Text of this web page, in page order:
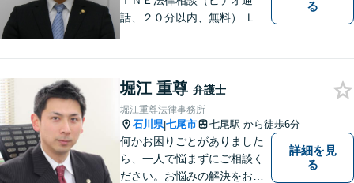
話、２０分以内、無料） ＬＩ
産、個人再生、任意整理）
や、 離婚、相続、交通事故、
慰謝料などの問題解決をお手
伝いします
る
堀江 重尊 弁護士
堀江重尊法律事務所
石川県|七尾市 七尾駅 から徒歩6分
何かお困りごとがありました
ら、一人で悩まずにご相談く
ださい。お悩みの解決をお手
詳細を見
る